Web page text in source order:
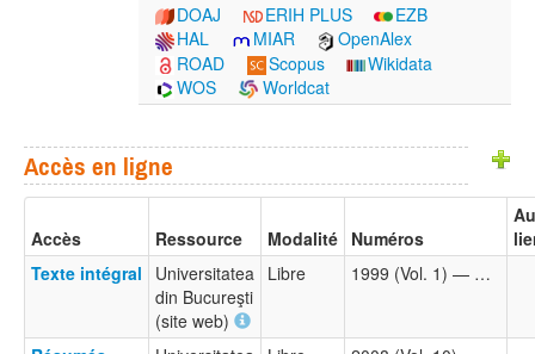
DOAJ
ERIH PLUS
EZB
HAL
MIAR
OpenAlex
ROAD
Scopus
Wikidata
WOS
Worldcat
Accès en ligne
Accès Ressource Modalité Numéros
Texte intégral
Universitatea
din Bucureşti
(site web)
Libre 1999 (Vol. 1) — …